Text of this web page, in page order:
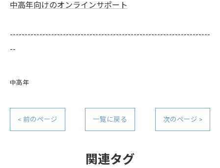
中高年向けのオンラインサポート
--------------------------------------------------------------------
--
中高年
< 前のページ 一覧に戻る 次のページ >
関連タグ